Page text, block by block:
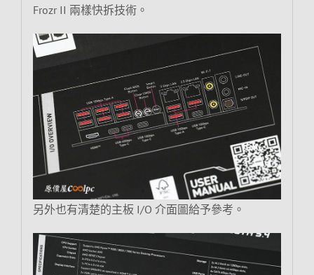
Frozr II 兩樣快拆技術。
另外也有清楚的主板 I/O 介面圖給予參考。